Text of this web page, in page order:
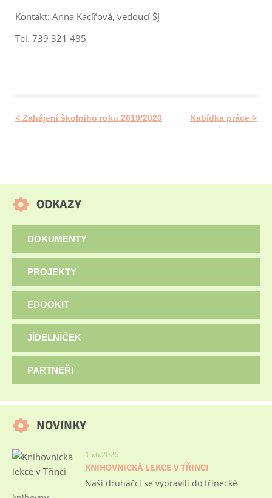
Kontakt: Anna Kacířová, vedoucí ŠJ
Tel. 739 321 485
< Zahájení školního roku 2019/2020 Nabídka práce >
ODKAZY
DOKUMENTY
PROJEKTY
EDOOKIT
JÍDELNÍČEK
PARTNEŘI
NOVINKY
15.6.2026
KNIHOVNICKÁ LEKCE V TŘINCI
Naši druháčci se vypravili do třinecké